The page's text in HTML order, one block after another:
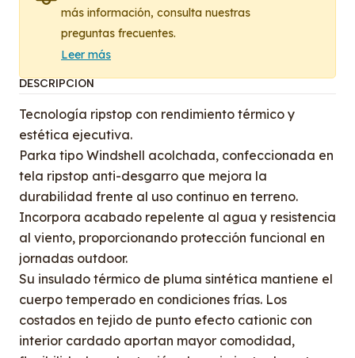
más información, consulta nuestras
preguntas frecuentes.
Leer más
DESCRIPCIÓN
Tecnología ripstop con rendimiento térmico y
estética ejecutiva.
Parka tipo Windshell acolchada, confeccionada en
tela ripstop anti-desgarro que mejora la
durabilidad frente al uso continuo en terreno.
Incorpora acabado repelente al agua y resistencia
al viento, proporcionando protección funcional en
jornadas outdoor.
Su insulado térmico de pluma sintética mantiene el
cuerpo temperado en condiciones frías. Los
costados en tejido de punto efecto cationic con
interior cardado aportan mayor comodidad,